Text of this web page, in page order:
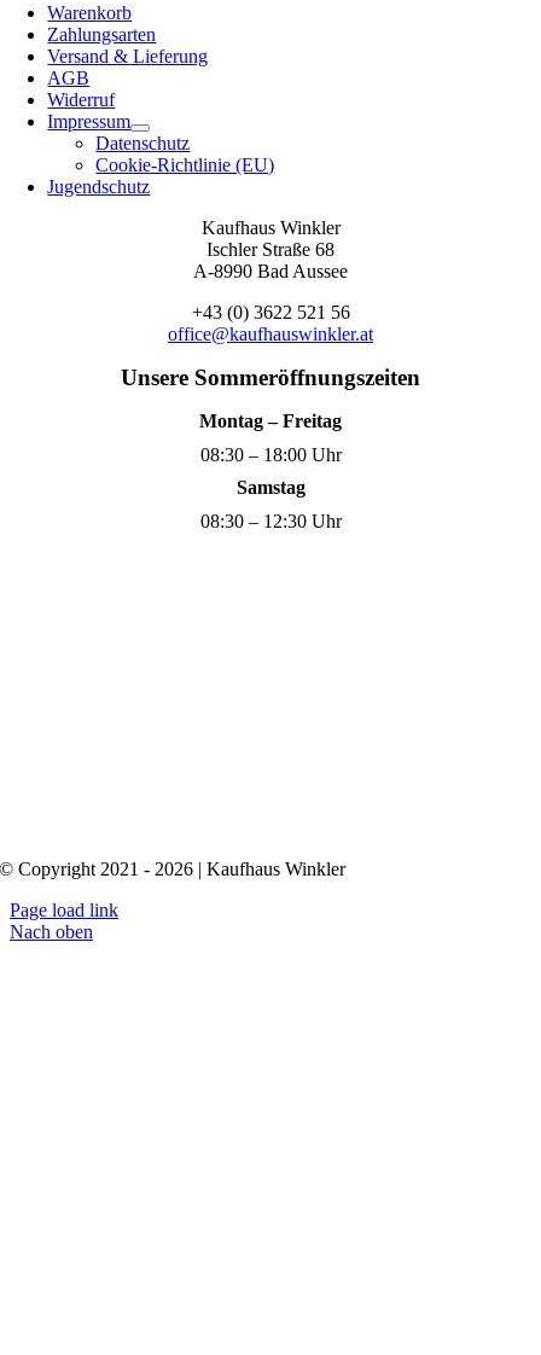
Warenkorb
Zahlungsarten
Versand & Lieferung
AGB
Widerruf
Impressum
Datenschutz
Cookie-Richtlinie (EU)
Jugendschutz
Kaufhaus Winkler
Ischler Straße 68
A-8990 Bad Aussee
+43 (0) 3622 521 56
office@kaufhauswinkler.at
Unsere Sommeröffnungszeiten
Montag – Freitag
08:30 – 18:00 Uhr
Samstag
08:30 – 12:30 Uhr
© Copyright 2021 - 2026 | Kaufhaus Winkler
Page load link
Nach oben